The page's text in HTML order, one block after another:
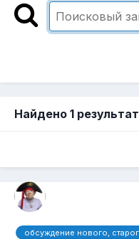
Найдено 1 результат